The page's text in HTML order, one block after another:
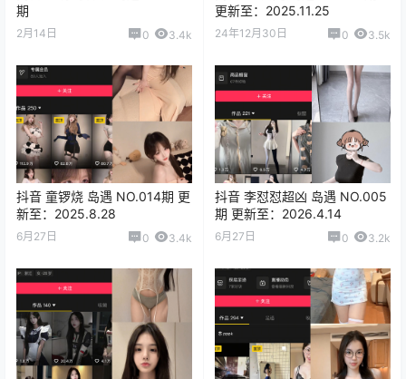
期
2月14日 0 3.4k
更新至：2025.11.25
24年12月30日 0 3.5k
抖音 童锣烧 岛遇 NO.014期 更
新至：2025.8.28
6月27日 0 3.4k
抖音 李怼怼超凶 岛遇 NO.005
期 更新至：2026.4.14
6月27日 0 3.2k